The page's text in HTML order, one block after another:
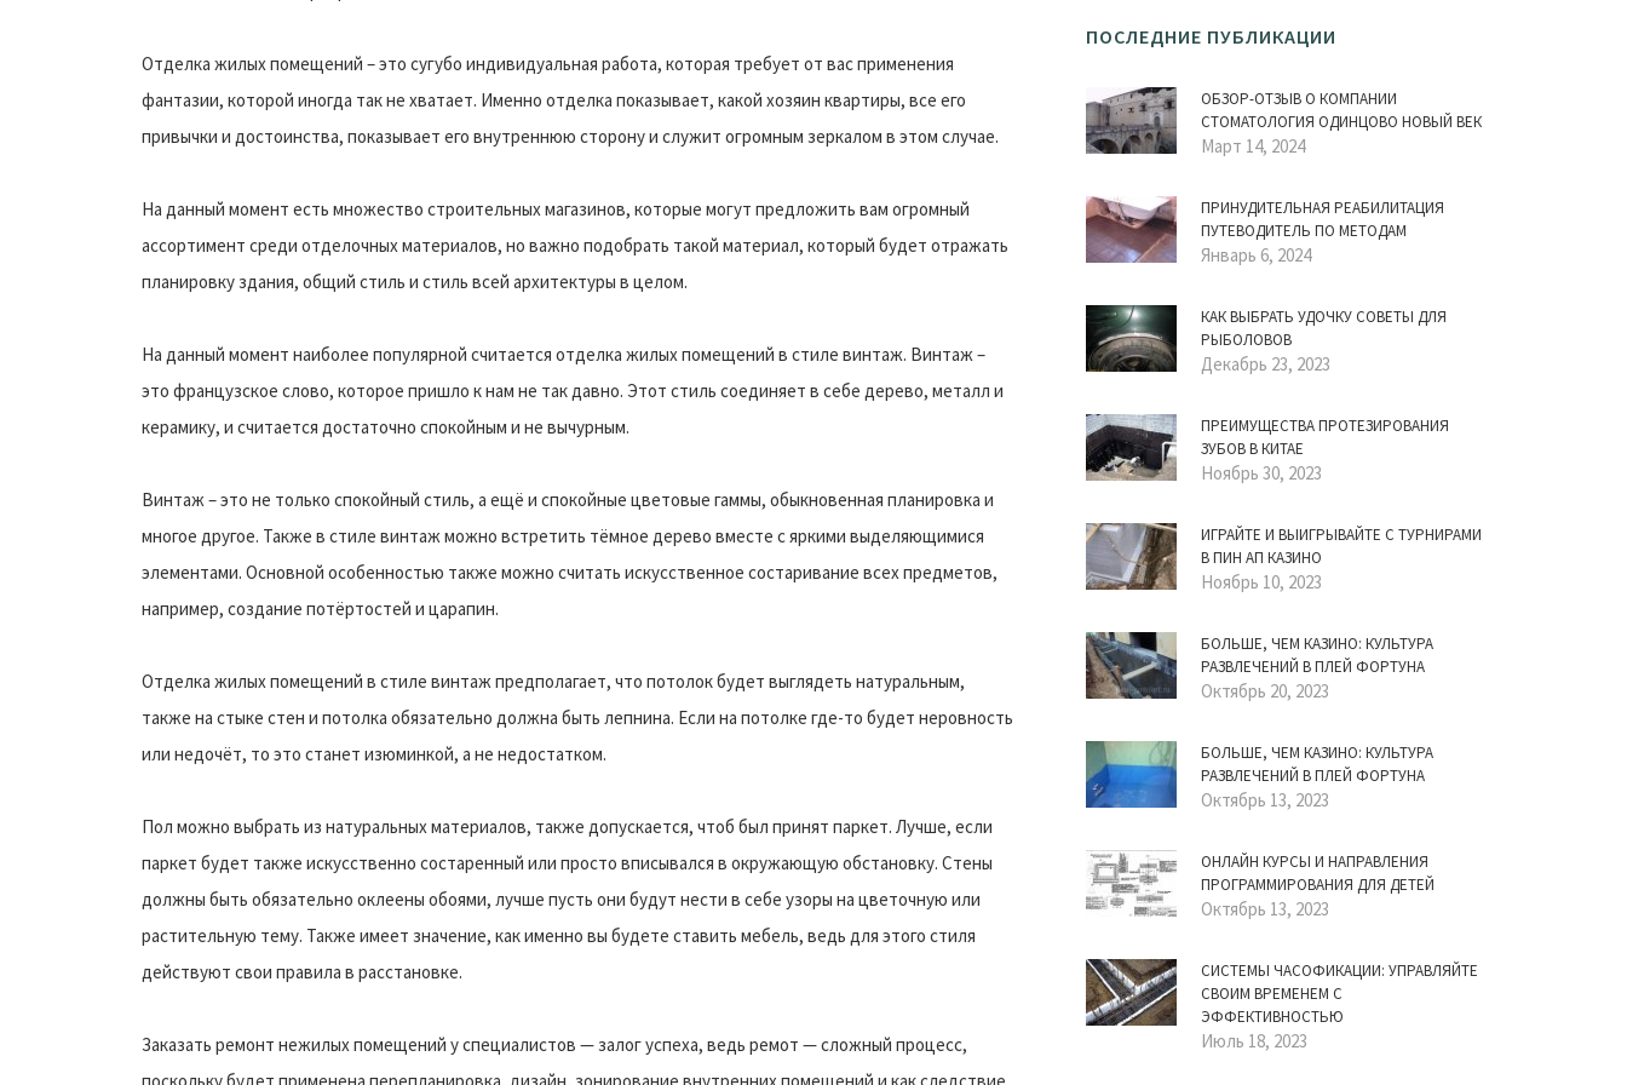
Отделка жилых помещений – это сугубо индивидуальная работа, которая требует от вас применения
фантазии, которой иногда так не хватает. Именно отделка показывает, какой хозяин квартиры, все его
привычки и достоинства, показывает его внутреннюю сторону и служит огромным зеркалом в этом случае.
На данный момент есть множество строительных магазинов, которые могут предложить вам огромный
ассортимент среди отделочных материалов, но важно подобрать такой материал, который будет отражать
планировку здания, общий стиль и стиль всей архитектуры в целом.
На данный момент наиболее популярной считается отделка жилых помещений в стиле винтаж. Винтаж –
это французское слово, которое пришло к нам не так давно. Этот стиль соединяет в себе дерево, металл и
керамику, и считается достаточно спокойным и не вычурным.
Винтаж – это не только спокойный стиль, а ещё и спокойные цветовые гаммы, обыкновенная планировка и
многое другое. Также в стиле винтаж можно встретить тёмное дерево вместе с яркими выделяющимися
элементами. Основной особенностью также можно считать искусственное состаривание всех предметов,
например, создание потёртостей и царапин.
Отделка жилых помещений в стиле винтаж предполагает, что потолок будет выглядеть натуральным,
также на стыке стен и потолка обязательно должна быть лепнина. Если на потолке где-то будет неровность
или недочёт, то это станет изюминкой, а не недостатком.
Пол можно выбрать из натуральных материалов, также допускается, чтоб был принят паркет. Лучше, если
паркет будет также искусственно состаренный или просто вписывался в окружающую обстановку. Стены
должны быть обязательно оклеены обоями, лучше пусть они будут нести в себе узоры на цветочную или
растительную тему. Также имеет значение, как именно вы будете ставить мебель, ведь для этого стиля
действуют свои правила в расстановке.
Заказать ремонт нежилых помещений у специалистов — залог успеха, ведь ремот — сложный процесс,
ПОСЛЕДНИЕ ПУБЛИКАЦИИ
ОБЗОР-ОТЗЫВ О КОМПАНИИ
СТОМАТОЛОГИЯ ОДИНЦОВО НОВЫЙ ВЕК
Март 14, 2024
ПРИНУДИТЕЛЬНАЯ РЕАБИЛИТАЦИЯ
ПУТЕВОДИТЕЛЬ ПО МЕТОДАМ
Январь 6, 2024
КАК ВЫБРАТЬ УДОЧКУ СОВЕТЫ ДЛЯ
РЫБОЛОВОВ
Декабрь 23, 2023
ПРЕИМУЩЕСТВА ПРОТЕЗИРОВАНИЯ
ЗУБОВ В КИТАЕ
Ноябрь 30, 2023
ИГРАЙТЕ И ВЫИГРЫВАЙТЕ С ТУРНИРАМИ
В ПИН АП КАЗИНО
Ноябрь 10, 2023
БОЛЬШЕ, ЧЕМ КАЗИНО: КУЛЬТУРА
РАЗВЛЕЧЕНИЙ В ПЛЕЙ ФОРТУНА
Октябрь 20, 2023
БОЛЬШЕ, ЧЕМ КАЗИНО: КУЛЬТУРА
РАЗВЛЕЧЕНИЙ В ПЛЕЙ ФОРТУНА
Октябрь 13, 2023
ОНЛАЙН КУРСЫ И НАПРАВЛЕНИЯ
ПРОГРАММИРОВАНИЯ ДЛЯ ДЕТЕЙ
Октябрь 13, 2023
СИСТЕМЫ ЧАСОФИКАЦИИ: УПРАВЛЯЙТЕ
СВОИМ ВРЕМЕНЕМ С
ЭФФЕКТИВНОСТЬЮ
Июль 18, 2023